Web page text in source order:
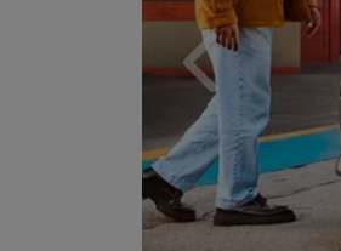
Anterior